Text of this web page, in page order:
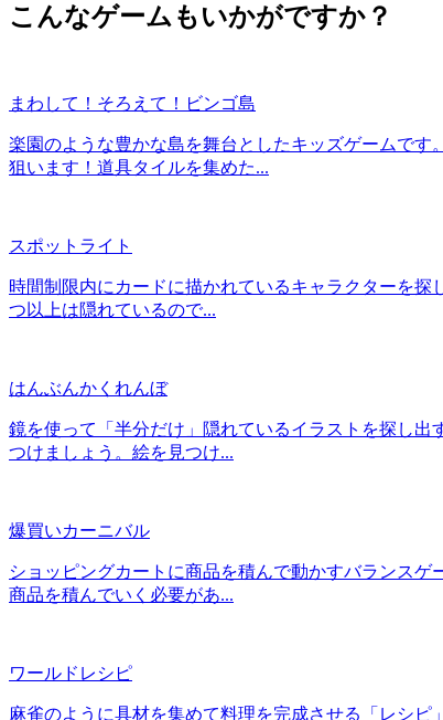
こんなゲームもいかがですか？
まわして！そろえて！ビンゴ島
楽園のような豊かな島を舞台としたキッズゲームで
狙います！道具タイルを集めた...
スポットライト
時間制限内にカードに描かれているキャラクターを
つ以上は隠れているので...
はんぶんかくれんぼ
鏡を使って「半分だけ」隠れているイラストを探し
つけましょう。絵を見つけ...
爆買いカーニバル
ショッピングカートに商品を積んで動かすバランス
商品を積んでいく必要があ...
ワールドレシピ
麻雀のように具材を集めて料理を完成させる「レシ